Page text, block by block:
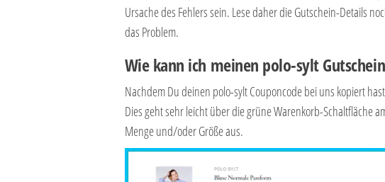
Ursache des Fehlers sein. Lese daher die Gutschein-Details
das Problem.
Wie kann ich meinen polo-sylt
Nachdem Du deinen polo-sylt Couponcode bei uns kopiert
Dies geht sehr leicht über die grüne Warenkorb-Schaltfläche
Menge und/oder Größe aus.